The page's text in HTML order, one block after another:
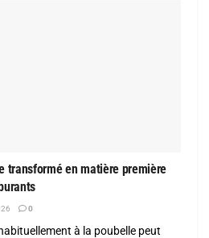
transformé en matière première
0
à la poubelle peut